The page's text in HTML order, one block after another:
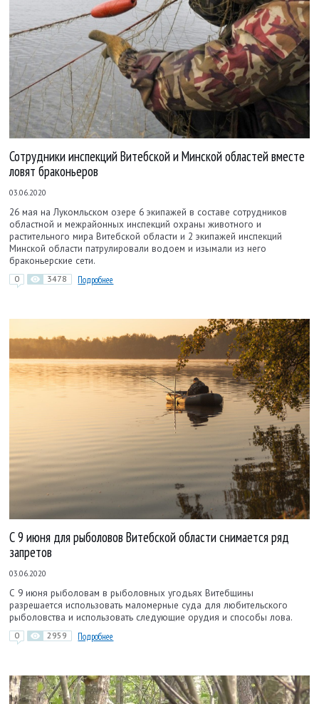
Сотрудники инспекций Витебской и Минской областей вместе
ловят браконьеров
03.06.2020
26 мая на Лукомльском озере 6 экипажей в составе сотрудников
областной и межрайонных инспекций охраны животного и
растительного мира Витебской области и 2 экипажей инспекций
Минской области патрулировали водоем и изымали из него
браконьерские сети.
0 3478 Подробнее
С 9 июня для рыболовов Витебской области снимается ряд
запретов
03.06.2020
С 9 июня рыболовам в рыболовных угодьях Витебщины
разрешается использовать маломерные суда для любительского
рыболовства и использовать следующие орудия и способы лова.
0 2959 Подробнее